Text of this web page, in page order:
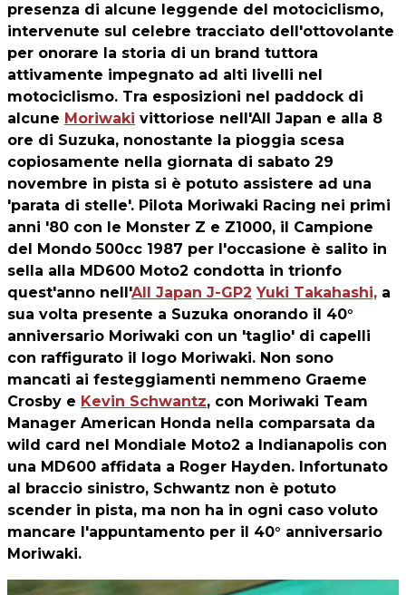
presenza di alcune leggende del motociclismo,
intervenute sul celebre tracciato dell'ottovolante
per onorare la storia di un brand tuttora
attivamente impegnato ad alti livelli nel
motociclismo. Tra esposizioni nel paddock di
alcune Moriwaki vittoriose nell'All Japan e alla 8
ore di Suzuka, nonostante la pioggia scesa
copiosamente nella giornata di sabato 29
novembre in pista si è potuto assistere ad una
'parata di stelle'. Pilota Moriwaki Racing nei primi
anni '80 con le Monster Z e Z1000, il Campione
del Mondo 500cc 1987 per l'occasione è salito in
sella alla MD600 Moto2 condotta in trionfo
quest'anno nell'All Japan J-GP2 Yuki Takahashi, a
sua volta presente a Suzuka onorando il 40°
anniversario Moriwaki con un 'taglio' di capelli
con raffigurato il logo Moriwaki. Non sono
mancati ai festeggiamenti nemmeno Graeme
Crosby e Kevin Schwantz, con Moriwaki Team
Manager American Honda nella comparsata da
wild card nel Mondiale Moto2 a Indianapolis con
una MD600 affidata a Roger Hayden. Infortunato
al braccio sinistro, Schwantz non è potuto
scender in pista, ma non ha in ogni caso voluto
mancare l'appuntamento per il 40° anniversario
Moriwaki.